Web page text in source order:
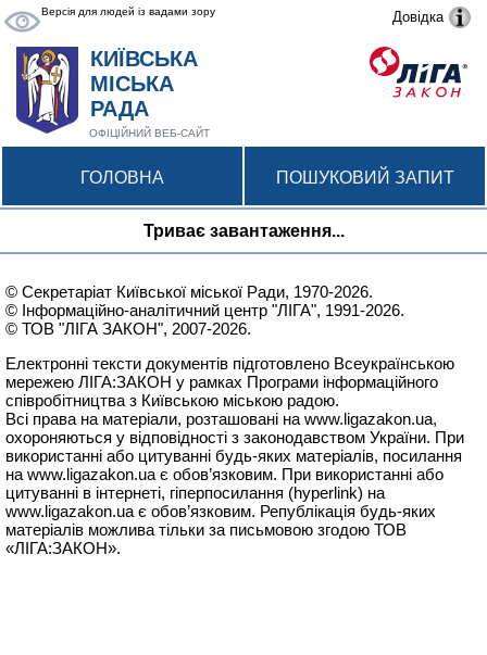
Довідка
Версія для людей із вадами зору
КИЇВСЬКА
МІСЬКА
РАДА
ОФІЦІЙНИЙ ВЕБ-САЙТ
ГОЛОВНА ПОШУКОВИЙ ЗАПИТ
Триває завантаження...
© Секретаріат Київської міської Ради, 1970-2026.
© Інформаційно-аналітичний центр "ЛІГА", 1991-2026.
© ТОВ "ЛІГА ЗАКОН", 2007-2026.
Електронні тексти документів підготовлено Всеукраїнською
мережею ЛІГА:ЗАКОН у рамках Програми інформаційного
співробітництва з Київською міською радою.
Всі права на матеріали, розташовані на www.ligazakon.ua,
охороняються у відповідності з законодавством України. При
використанні або цитуванні будь-яких матеріалів, посилання
на www.ligazakon.ua є обов’язковим. При використанні або
цитуванні в інтернеті, гіперпосилання (hyperlink) на
www.ligazakon.ua є обов’язковим. Републікація будь-яких
матеріалів можлива тільки за письмовою згодою ТОВ
«ЛІГА:ЗАКОН».